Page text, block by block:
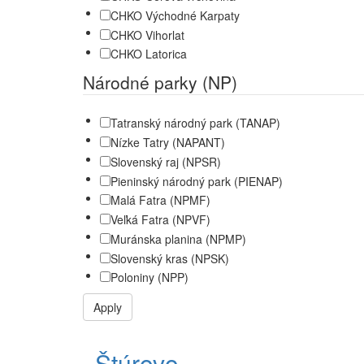
CHKO Východné Karpaty
CHKO Vihorlat
CHKO Latorica
Národné parky (NP)
Tatranský národný park (TANAP)
Nízke Tatry (NAPANT)
Slovenský raj (NPSR)
Pieninský národný park (PIENAP)
Malá Fatra (NPMF)
Veľká Fatra (NPVF)
Muránska planina (NPMP)
Slovenský kras (NPSK)
Poloniny (NPP)
Apply